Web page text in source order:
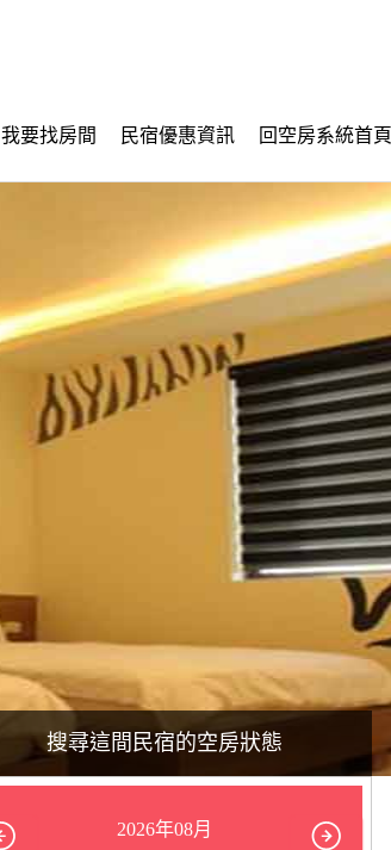
我要找房間 民宿優惠資訊 回空房系統首頁
搜尋這間民宿的空房狀態
2026年08月